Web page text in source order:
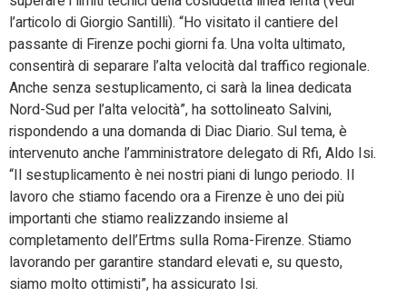
l’articolo di Giorgio Santilli). “Ho visitato il cantiere del
passante di Firenze pochi giorni fa. Una volta ultimato,
consentirà di separare l’alta velocità dal traffico regionale.
Anche senza sestuplicamento, ci sarà la linea dedicata
Nord-Sud per l’alta velocità”, ha sottolineato Salvini,
rispondendo a una domanda di Diac Diario. Sul tema, è
intervenuto anche l’amministratore delegato di Rfi, Aldo Isi.
“Il sestuplicamento è nei nostri piani di lungo periodo. Il
lavoro che stiamo facendo ora a Firenze è uno dei più
importanti che stiamo realizzando insieme al
completamento dell’Ertms sulla Roma-Firenze. Stiamo
lavorando per garantire standard elevati e, su questo,
siamo molto ottimisti”, ha assicurato Isi.